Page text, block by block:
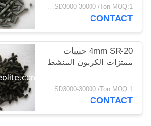
USD3000-30000 /Ton MOQ:1 كغم
CONTACT
4mm SR-20 حبيبات
ممتزات الكربون المنشط
USD3000-30000 /Ton MOQ:1 كغم
CONTACT